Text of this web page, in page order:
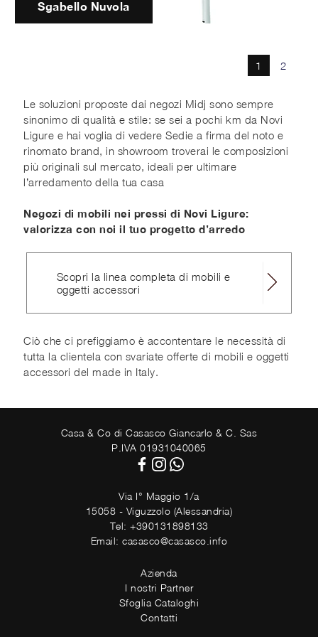
Sgabello Nuvola
1 2
Le soluzioni proposte dai negozi Midj sono sempre
sinonimo di qualità e stile: se sei a pochi km da Novi
Ligure e hai voglia di vedere Sedie a firma del noto e
rinomato brand, in showroom troverai le composizioni
più originali sul mercato, ideali per ultimare
l’arredamento della tua casa
Negozi di mobili nei pressi di Novi Ligure:
valorizza con noi il tuo progetto d’arredo
Scopri la linea completa di mobili e
oggetti accessori
Ciò che ci prefiggiamo è accontentare le necessità di
tutta la clientela con svariate offerte di mobili e oggetti
accessori del made in Italy.
Casa & Co di Casasco Giancarlo & C. Sas
P.IVA 01931040065
Via I° Maggio 1/a
15058 - Viguzzolo (Alessandria)
Tel: +390131898133
Email: casasco@casasco.info
Azienda
I nostri Partner
Sfoglia Cataloghi
Contatti